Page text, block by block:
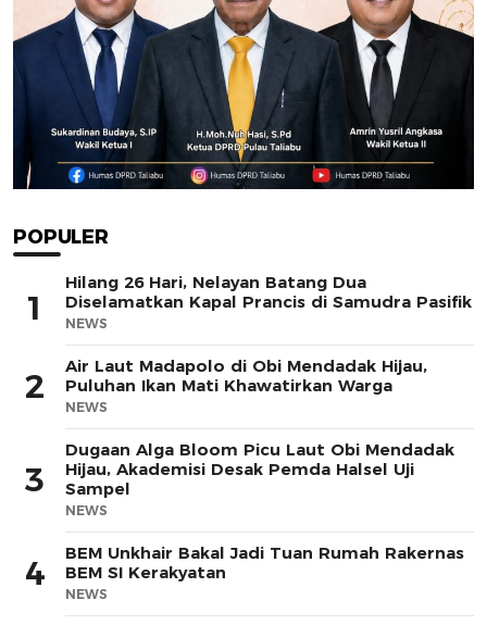
POPULER
1
Hilang 26 Hari, Nelayan Batang Dua
Diselamatkan Kapal Prancis di Samudra Pasifik
NEWS
2
Air Laut Madapolo di Obi Mendadak Hijau,
Puluhan Ikan Mati Khawatirkan Warga
NEWS
3
Dugaan Alga Bloom Picu Laut Obi Mendadak
Hijau, Akademisi Desak Pemda Halsel Uji
Sampel
NEWS
4
BEM Unkhair Bakal Jadi Tuan Rumah Rakernas
BEM SI Kerakyatan
NEWS